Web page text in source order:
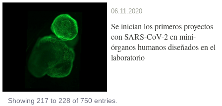
06.11.2020
Se inician los primeros proyectos
con SARS-CoV-2 en mini-
órganos humanos diseñados en el
laboratorio
Showing 217 to 228 of 750 entries.